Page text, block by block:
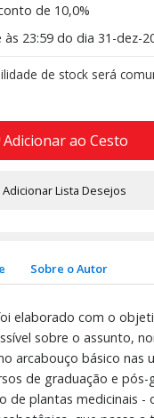
de 10,0%
23:59 do dia 31-dez-
de stock será
Adicionar ao Cesto
Adicionar Lista Desejos
Sobre o Autor
elaborado com o
sobre o assunto,
arcabouço básico nas
de graduação e pós-
de plantas medicinais -